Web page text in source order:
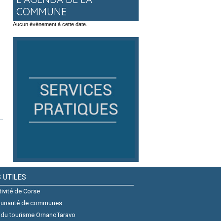
COMMUNE
Aucun événement à cette date.
UTILES
de Corse
de communes
tourisme OrnanoTaravo